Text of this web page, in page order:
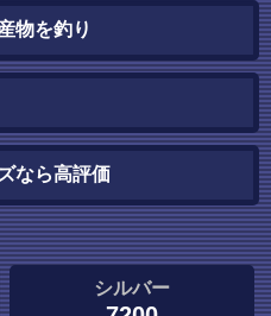
物を釣り
なら高評価
シルバー